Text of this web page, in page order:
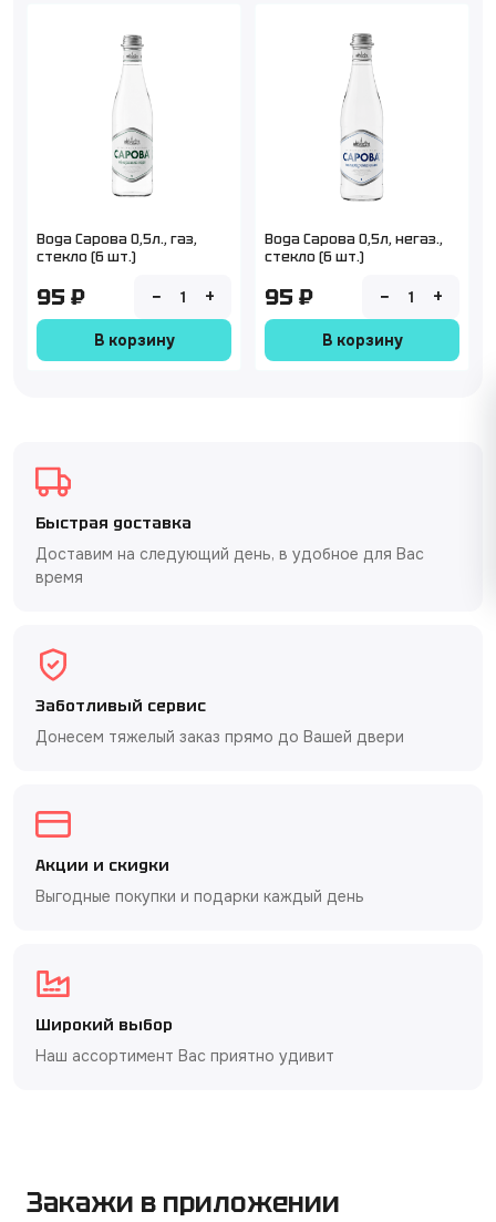
Вода Сарова 0,5л., газ,
стекло (6 шт.)
95 ₽ − 1 +
В корзину
Вода Сарова 0,5л, негаз.,
стекло (6 шт.)
95 ₽ − 1 +
В корзину
Быстрая доставка
Доставим на следующий день, в удобное для Вас
время
Заботливый сервис
Донесем тяжелый заказ прямо до Вашей двери
Акции и скидки
Выгодные покупки и подарки каждый день
Широкий выбор
Наш ассортимент Вас приятно удивит
Закажи в приложении